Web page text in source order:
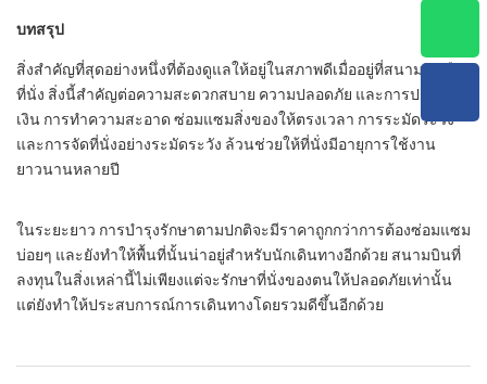
บทสรุป
สิ่งสำคัญที่สุดอย่างหนึ่งที่ต้องดูแลให้อยู่ในสภาพดีเมื่ออยู่ที่สนามบินคือ
ที่นั่ง สิ่งนี้สำคัญต่อความสะดวกสบาย ความปลอดภัย และการประหยัด
เงิน การทำความสะอาด ซ่อมแซมสิ่งของให้ตรงเวลา การระมัดระวัง
และการจัดที่นั่งอย่างระมัดระวัง ล้วนช่วยให้ที่นั่งมีอายุการใช้งาน
ยาวนานหลายปี
ในระยะยาว การบำรุงรักษาตามปกติจะมีราคาถูกกว่าการต้องซ่อมแซม
บ่อยๆ และยังทำให้พื้นที่นั้นน่าอยู่สำหรับนักเดินทางอีกด้วย สนามบินที่
ลงทุนในสิ่งเหล่านี้ไม่เพียงแต่จะรักษาที่นั่งของตนให้ปลอดภัยเท่านั้น
แต่ยังทำให้ประสบการณ์การเดินทางโดยรวมดีขึ้นอีกด้วย